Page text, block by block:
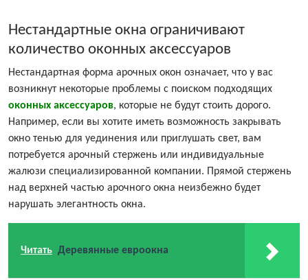
Нестандартные окна ограничивают
количество оконных аксессуаров
Нестандартная форма арочных окон означает, что у вас
возникнут некоторые проблемы с поиском подходящих
оконных аксессуаров, которые не будут стоить дорого.
Например, если вы хотите иметь возможность закрывать
окно тенью для уединения или приглушать свет, вам
потребуется арочный стержень или индивидуальные
жалюзи специализированной компании. Прямой стержень
над верхней частью арочного окна неизбежно будет
нарушать элегантность окна.
Читать Деревянные евроокна